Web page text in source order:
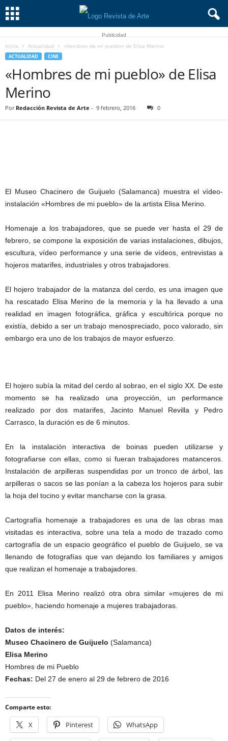
Publicidad
Inicio Actualidad «Hombres de mi pueblo» de Elisa Merino
ACTUALIDAD CINE
«Hombres de mi pueblo» de Elisa
Merino
Por Redacción Revista de Arte - 9 febrero, 2016 0
El Museo Chacinero de Guijuelo (Salamanca) muestra el vídeo-
instalación «Hombres de mi pueblo» de la artista Elisa Merino.
Homenaje a los trabajadores, que se puede ver hasta el 29 de
febrero, se compone la exposición de varias instalaciones, dibujos,
escultura, vídeo performance y una serie de vídeos, entrevistas a
hojeros matarifes, industriales y otros trabajadores.
El hojero trabajador de la matanza del cerdo, es una imagen que
ha rescatado Elisa Merino de la memoria y la ha llevado a una
realidad en imagen fotográfica, gráfica y escultórica porque no
existía, debido a ser un trabajo menospreciado, poco valorado, sin
embargo era uno de los trabajos de mayor esfuerzo.
El hojero subía la mitad del cerdo al sobrao, en el siglo XX. De este
momento se ha realizado una proyección, un performance
realizado por dos matarifes, Jacinto Manuel Revilla y Pedro
Carrasco, la duración es de 6 minutos.
En la instalación interactiva de boinas pueden utilizarse y
fotografiarse con ellas, como si fueran trabajadores matanceros.
Instalación de arpilleras suspendidas por un tronco de árbol, las
arpilleras o sacos se las ponían a la cabeza los hojeros para subir
la hoja del tocino y evitar mancharse con la grasa.
Cartografía homenaje a trabajadores es una de las obras mas
visitadas es interactiva, sobre una tela a modo de trazado como
cartografía de un espacio geográfico el pueblo de Guijuelo, se va
llenando de fotografías que van dejando los familiares y amigos
que realizan el homenaje a trabajadores.
En 2011 Elisa Merino realizó otra obra similar «mujeres de mi
pueblo», haciendo homenaje a mujeres trabajadoras.
Datos de interés:
Museo Chacinero de Guijuelo (Salamanca)
Elisa Merino
Hombres de mi Pueblo
Fechas: Del 27 de enero al 29 de febrero de 2016
Comparte esto:
X Pinterest WhatsApp